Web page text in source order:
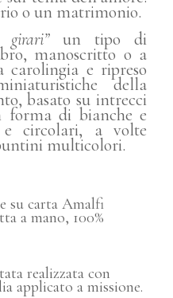
o un matrimonio.
un tipo di
manoscritto o a
carolingia e ripreso
della
basato su intrecci
di bianche e
e circolari, a volte
multicolori.
su carta Amalfi
a mano, 100%
realizzata con
applicato a missione.